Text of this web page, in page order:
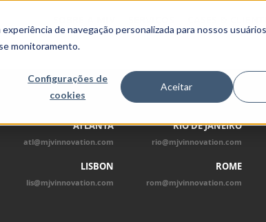
de navegação personalizada para nossos
monitoramento.
Configurações de
cookies
Aceitar
ATLANTA
atl@mjvinnovation.com
RIO DE JANEIRO
rio@mjvinnovation.com
LISBON
lis@mjvinnovation.com
ROME
rom@mjvinnovation.com